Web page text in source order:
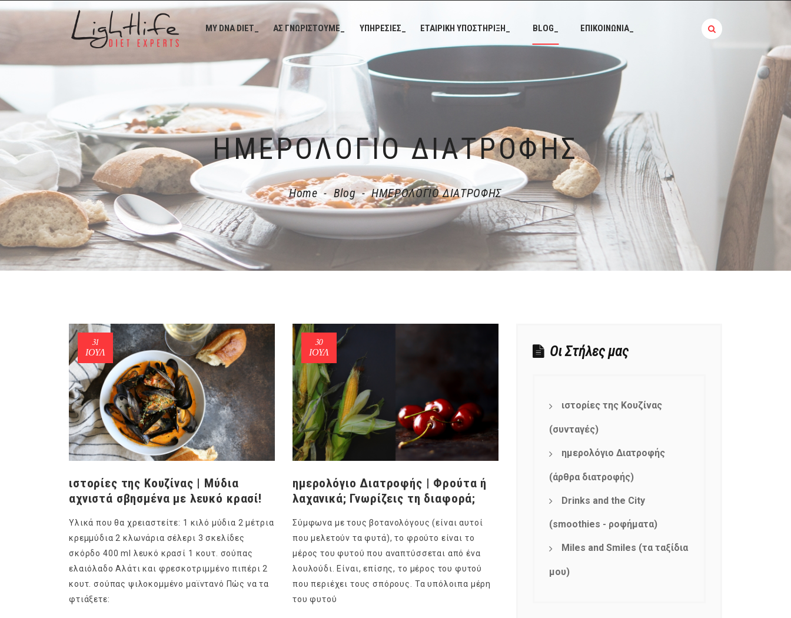
MY DNA DIET_ ΑΣ ΓΝΩΡΙΣΤΟΥΜΕ_ ΥΠΗΡΕΣΙΕΣ_ ΕΤΑΙΡΙΚΗ ΥΠΟΣΤΗΡΙΞΗ_ BLOG_ ΕΠΙΚΟΙΝΩΝΙΑ_
ΗΜΕΡΟΛΟΓΙΟ ΔΙΑΤΡΟΦΗΣ
Home - Blog - ΗΜΕΡΟΛΟΓΙΟ ΔΙΑΤΡΟΦΗΣ
31
ΙΟΎΛ
ιστορίες της Κουζίνας | Μύδια
αχνιστά σβησμένα με λευκό κρασί!
Υλικά που θα χρειαστείτε: 1 κιλό μύδια 2 μέτρια
κρεμμύδια 2 κλωνάρια σέλερι 3 σκελίδες
σκόρδο 400 ml λευκό κρασί 1 κουτ. σούπας
ελαιόλαδο Αλάτι και φρεσκοτριμμένο πιπέρι 2
κουτ. σούπας ψιλοκομμένο μαϊντανό Πώς να τα
φτιάξετε:
30
ΙΟΎΛ
ημερολόγιο Διατροφής | Φρούτα ή
λαχανικά; Γνωρίζεις τη διαφορά;
Σύμφωνα με τους βοτανολόγους (είναι αυτοί
που μελετούν τα φυτά), το φρούτο είναι το
μέρος του φυτού που αναπτύσσεται από ένα
λουλούδι. Είναι, επίσης, το μέρος του φυτού
που περιέχει τους σπόρους. Τα υπόλοιπα μέρη
του φυτού
Οι Στήλες μας
ιστορίες της Κουζίνας
(συνταγές)
ημερολόγιο Διατροφής
(άρθρα διατροφής)
Drinks and the City
(smoothies - ροφήματα)
Miles and Smiles (τα ταξίδια
μου)